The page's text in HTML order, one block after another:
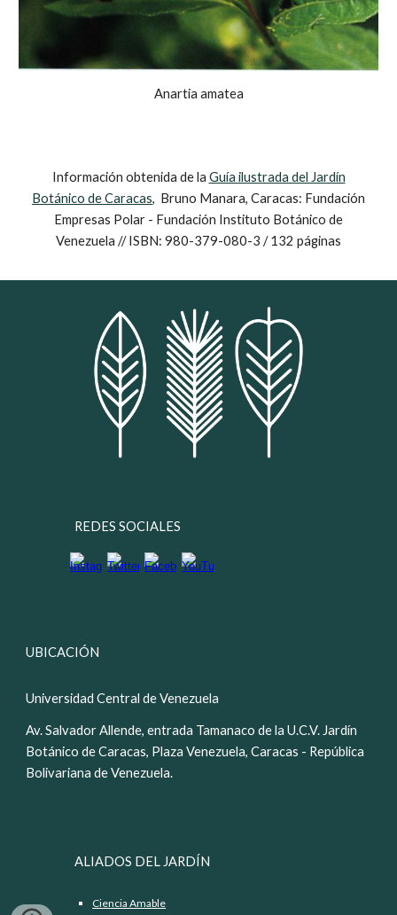
Anartia amatea
Información obtenida de la Guía ilustrada del Jardín
Botánico de Caracas, Bruno Manara, Caracas: Fundación
Empresas Polar - Fundación Instituto Botánico de
Venezuela // ISBN: 980-379-080-3 / 132 páginas
REDES SOCIALES
UBICACIÓN
Universidad Central de Venezuela
Av. Salvador Allende, entrada Tamanaco de la U.C.V. Jardín
Botánico de Caracas, Plaza Venezuela, Caracas - República
Bolivariana de Venezuela.
ALIADOS DEL JARDÍN
Ciencia Amable